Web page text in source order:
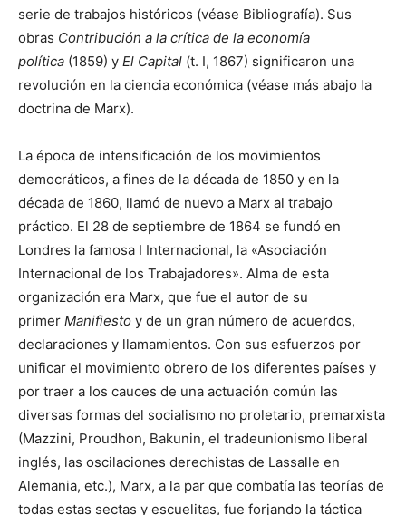
serie de trabajos históricos (véase Bibliografía). Sus
obras Contribución a la crítica de la economía
política (1859) y El Capital (t. I, 1867) significaron una
revolución en la ciencia económica (véase más abajo la
doctrina de Marx).
La época de intensificación de los movimientos
democráticos, a fines de la década de 1850 y en la
década de 1860, llamó de nuevo a Marx al trabajo
práctico. El 28 de septiembre de 1864 se fundó en
Londres la famosa I Internacional, la «Asociación
Internacional de los Trabajadores». Alma de esta
organización era Marx, que fue el autor de su
primer Manifiesto y de un gran número de acuerdos,
declaraciones y llamamientos. Con sus esfuerzos por
unificar el movimiento obrero de los diferentes países y
por traer a los cauces de una actuación común las
diversas formas del socialismo no proletario, premarxista
(Mazzini, Proudhon, Bakunin, el tradeunionismo liberal
inglés, las oscilaciones derechistas de Lassalle en
Alemania, etc.), Marx, a la par que combatía las teorías de
todas estas sectas y escuelitas, fue forjando la táctica